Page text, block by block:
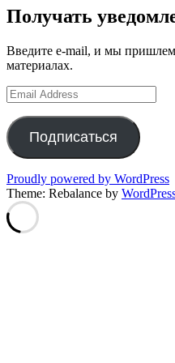
Получать
Введите e-mail, и мы
материалах.
Email
Address
Подписаться
Proudly powered by WordPress
Theme: Rebalance by